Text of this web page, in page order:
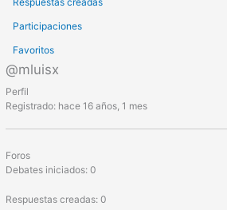
Participaciones
Favoritos
@mluisx
Perfil
Registrado: hace 16 años, 1 mes
Foros
Debates iniciados: 0
Respuestas creadas: 0